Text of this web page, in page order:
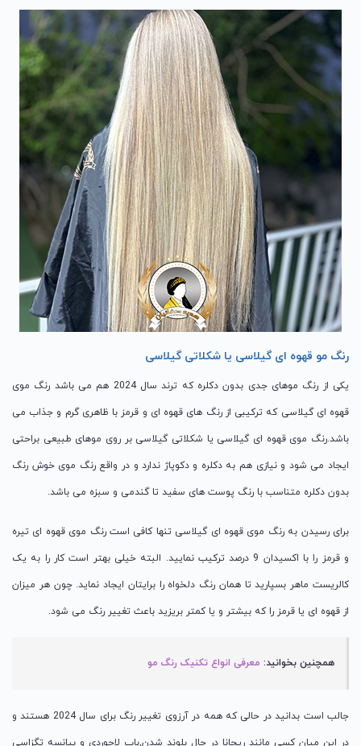
رنگ مو قهوه ای گیلاسی یا شکلاتی گیلاسی
یکی از رنگ موهای جدی بدون دکلره که ترند سال 2024 هم می باشد رنگ موی
قهوه ای گیلاسی که ترکیبی از رنگ های قهوه ای و قرمز با ظاهری گرم و جذاب می
باشد.رنگ موی قهوه ای گیلاسی یا شکلاتی گیلاسی بر روی موهای طبیعی براحتی
ایجاد می شود و نیازی هم به دکلره و دکوپاژ ندارد و در واقع رنگ موی خوش رنگ
بدون دکلره متناسب با رنگ پوست های سفید تا گندمی و سبزه می باشد.
برای رسیدن به رنگ موی قهوه ای گیلاسی تنها کافی است رنگ موی قهوه ای تیره
و قرمز را با اکسیدان 9 درصد ترکیب نمایید. البته خیلی بهتر است کار را به یک
کالریست ماهر بسپارید تا همان رنگ دلخواه را برایتان ایجاد نماید. چون هر میزان
از قهوه ای یا قرمز را که بیشتر و یا کمتر بریزید باعث تغییر رنگ می شود.
همچنین بخوانید: معرفی انواع تکنیک رنگ مو
جالب است بدانید در حالی که همه در آرزوی تغییر رنگ برای سال 2024 هستند و
در این میان کسی مانند ریحانا در حال بلوند شدن,باب لاجوردی و بیانسه تگزاسی